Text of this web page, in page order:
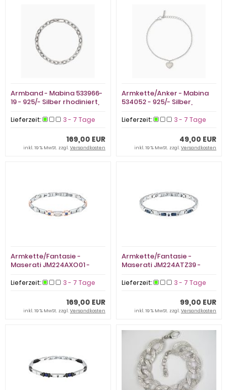
Armband - Mabina 533966-
19 - 925/- Silber rhodiniert,
Lieferzeit: 3 - 7 Tage
169,00 EUR
inkl. 19 % MwSt. zzgl.Versandkosten
Armkette/Anker - Mabina
534052 - 925/- Silber,
Lieferzeit: 3 - 7 Tage
49,00 EUR
inkl. 19 % MwSt. zzgl.Versandkosten
Armkette/Fantasie -
Maserati JM224AXO01 -
Lieferzeit: 3 - 7 Tage
169,00 EUR
inkl. 19 % MwSt. zzgl.Versandkosten
Armkette/Fantasie -
Maserati JM224ATZ39 -
Lieferzeit: 3 - 7 Tage
99,00 EUR
inkl. 19 % MwSt. zzgl.Versandkosten